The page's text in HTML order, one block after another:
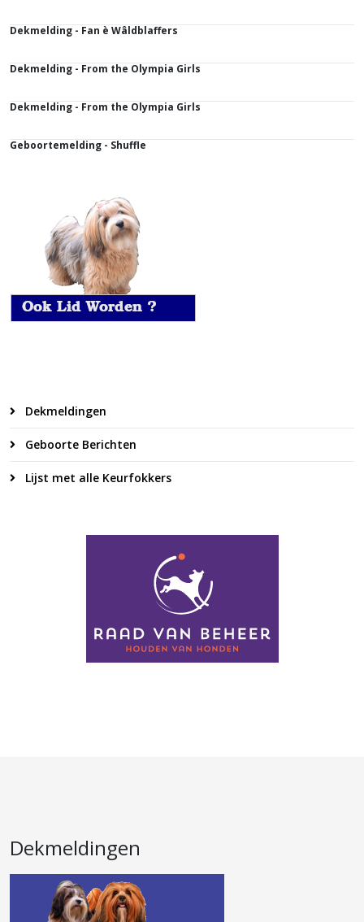
Dekmelding - Fan è Wâldblaffers
Dekmelding - From the Olympia Girls
Dekmelding - From the Olympia Girls
Geboortemelding - Shuffle
Dekmeldingen
Geboorte Berichten
Lijst met alle Keurfokkers
Dekmeldingen